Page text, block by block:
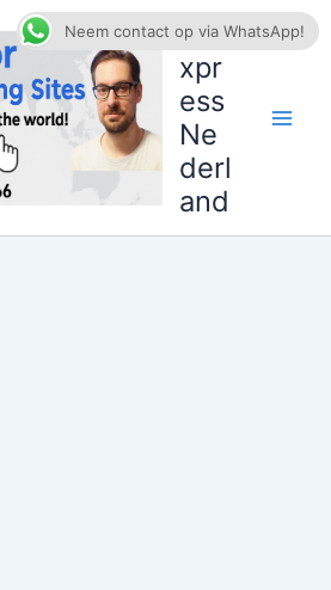
AliE
xpr
ess
Ne
derl
and
Neem contact op via WhatsApp!